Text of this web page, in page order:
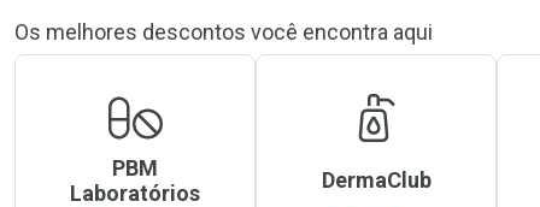
Os melhores descontos você encontra aqui
PBM
Laboratórios
DermaClub